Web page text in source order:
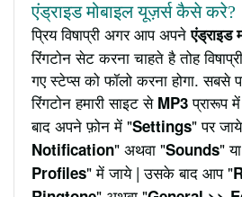
एंड्राइड मोबाइल यूज़र्स कैसे करे?
प्रिय विषाप्री अगर आप अपनेएंड्राइड
रिंगटोन सेट करना चाहते है तोह
गए स्टेप्स को फॉलो करना होगा. सबसे
रिंगटोन हमारी साइट से MP3प्रारूप
बाद अपने फ़ोन में "Settings" पर
Notification" अथवा "Sounds"
Profiles" में जाये | उसके बाद आप "